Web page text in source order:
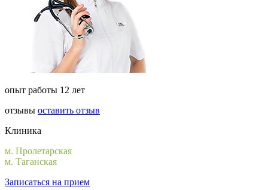
опыт работы 12 лет
отзывы оставить отзыв
Клиника
м. Пролетарская
м. Таганская
Записаться на прием